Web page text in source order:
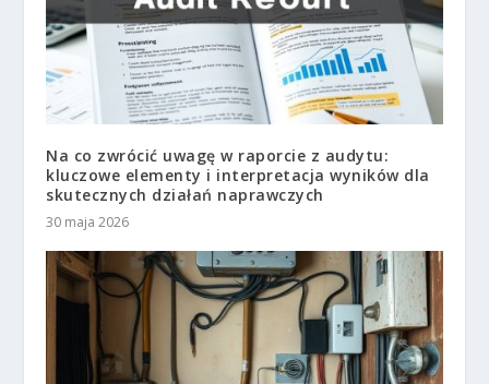
Na co zwrócić uwagę w raporcie z audytu:
kluczowe elementy i interpretacja wyników dla
skutecznych działań naprawczych
30 maja 2026